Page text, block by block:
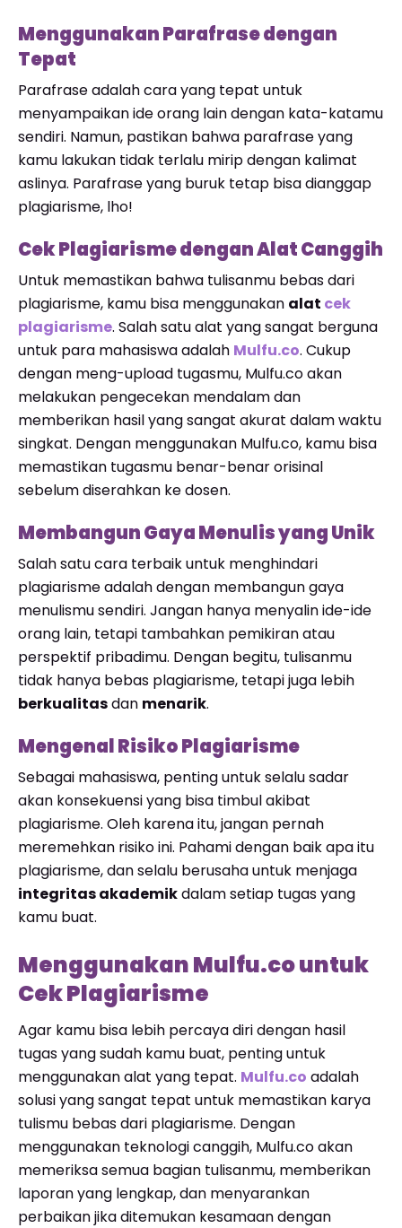
Menggunakan Parafrase dengan
Tepat
Parafrase adalah cara yang tepat untuk
menyampaikan ide orang lain dengan kata-katamu
sendiri. Namun, pastikan bahwa parafrase yang
kamu lakukan tidak terlalu mirip dengan kalimat
aslinya. Parafrase yang buruk tetap bisa dianggap
plagiarisme, lho!
Cek Plagiarisme dengan Alat Canggih
Untuk memastikan bahwa tulisanmu bebas dari
plagiarisme, kamu bisa menggunakan alat cek
plagiarisme. Salah satu alat yang sangat berguna
untuk para mahasiswa adalah Mulfu.co. Cukup
dengan meng-upload tugasmu, Mulfu.co akan
melakukan pengecekan mendalam dan
memberikan hasil yang sangat akurat dalam waktu
singkat. Dengan menggunakan Mulfu.co, kamu bisa
memastikan tugasmu benar-benar orisinal
sebelum diserahkan ke dosen.
Membangun Gaya Menulis yang Unik
Salah satu cara terbaik untuk menghindari
plagiarisme adalah dengan membangun gaya
menulismu sendiri. Jangan hanya menyalin ide-ide
orang lain, tetapi tambahkan pemikiran atau
perspektif pribadimu. Dengan begitu, tulisanmu
tidak hanya bebas plagiarisme, tetapi juga lebih
berkualitasdan menarik.
Mengenal Risiko Plagiarisme
Sebagai mahasiswa, penting untuk selalu sadar
akan konsekuensi yang bisa timbul akibat
plagiarisme. Oleh karena itu, jangan pernah
meremehkan risiko ini. Pahami dengan baik apa itu
plagiarisme, dan selalu berusaha untuk menjaga
integritas akademikdalam setiap tugas yang
kamu buat.
Menggunakan Mulfu.co untuk
Cek Plagiarisme
Agar kamu bisa lebih percaya diri dengan hasil
tugas yang sudah kamu buat, penting untuk
menggunakan alat yang tepat. Mulfu.co adalah
solusi yang sangat tepat untuk memastikan karya
tulismu bebas dari plagiarisme. Dengan
menggunakan teknologi canggih, Mulfu.co akan
memeriksa semua bagian tulisanmu, memberikan
laporan yang lengkap, dan menyarankan
perbaikan jika ditemukan kesamaan dengan